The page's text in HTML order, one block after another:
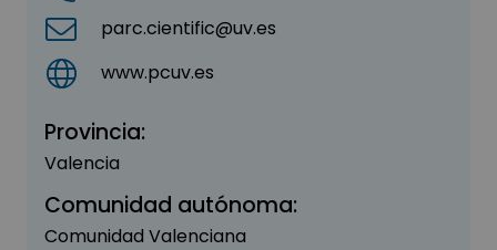
parc.cientific@uv.es
www.pcuv.es
Provincia:
Valencia
Comunidad autónoma:
Comunidad Valenciana